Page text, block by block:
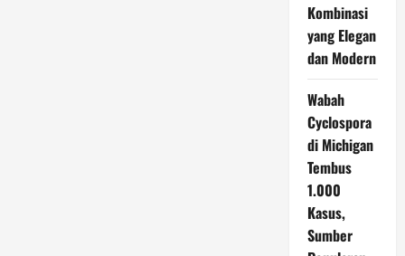
Kombinasi
yang Elegan
dan Modern
Wabah
Cyclospora
di Michigan
Tembus
1.000
Kasus,
Sumber